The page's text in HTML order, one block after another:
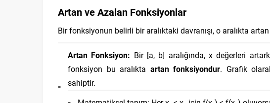
Artan ve Azalan Fonksiyonlar
Bir fonksiyonun belirli bir aralıktaki davranışı, o aralıkta
Artan Fonksiyon: Bir [a, b] aralığında, x değerleri
fonksiyon bu aralıkta artan fonksiyondur. Grafik
sahiptir.